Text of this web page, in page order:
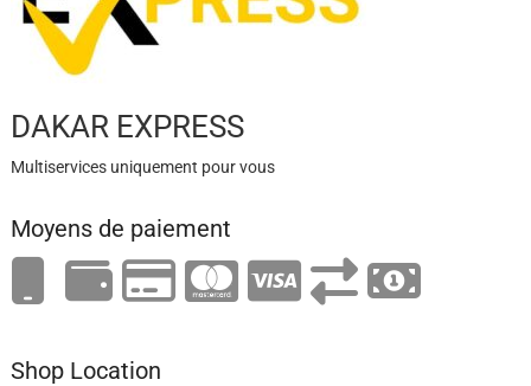
DAKAR EXPRESS
Multiservices uniquement pour vous
Moyens de paiement
Shop Location